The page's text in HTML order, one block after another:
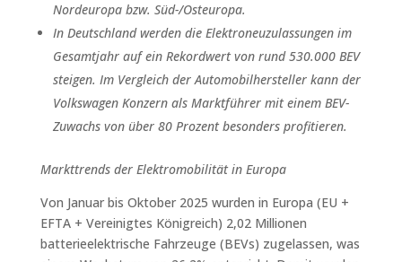
Nordeuropa bzw. Süd-/Osteuropa.
In Deutschland werden die Elektroneuzulassungen im
Gesamtjahr auf ein Rekordwert von rund 530.000 BEV
steigen. Im Vergleich der Automobilhersteller kann der
Volkswagen Konzern als Marktführer mit einem BEV-
Zuwachs von über 80 Prozent besonders profitieren.
Markttrends der Elektromobilität in Europa
Von Januar bis Oktober 2025 wurden in Europa (EU +
EFTA + Vereinigtes Königreich) 2,02 Millionen
batterieelektrische Fahrzeuge (BEVs) zugelassen, was